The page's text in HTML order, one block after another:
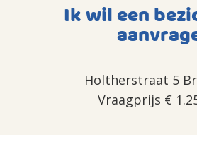
Ik wil een
Holtherstraat 5
Vraagprijs €